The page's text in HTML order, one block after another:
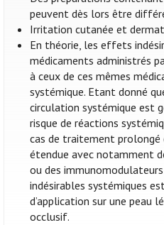
peuvent dès lors être
Irritation cutanée et
En théorie, les effets
médicaments administrés
à ceux de ces mêmes
systémique. Etant donné
circulation systémique est
risque de réactions
cas de traitement prolongé
étendue avec notamment
ou des
indésirables systémiques
d’application sur une peau
occlusif.